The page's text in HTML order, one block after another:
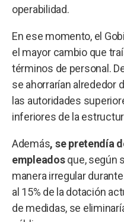
operabilidad.
En ese momento, el
el mayor cambio que
términos de personal.
se ahorrarían alrededor
las autoridades
inferiores de la
Además, se pretendía
empleadosque, según
manera irregular
al 15% de la dotación
de medidas, se